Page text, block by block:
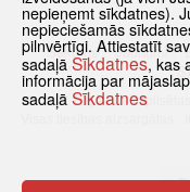
Sākums Jaunumi
© 2021 Rīgas
nepieņemt sīkdatnes).
nepieciešamās
pilnvērtīgi. Attiestatīt
sadaļā Sīkdatnes, kas
informācija par
sadaļā Sīkdatnes